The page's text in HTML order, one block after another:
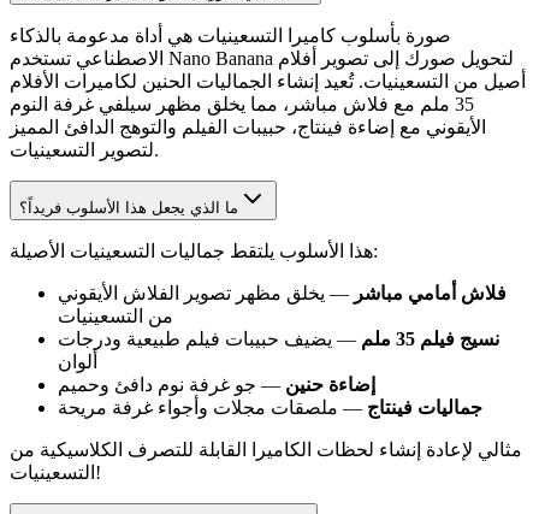
صورة بأسلوب كاميرا التسعينيات هي أداة مدعومة بالذكاء
الاصطناعي تستخدم Nano Banana لتحويل صورك إلى تصوير أفلام
أصيل من التسعينيات. تُعيد إنشاء الجماليات الحنين لكاميرات الأفلام
35 ملم مع فلاش مباشر، مما يخلق مظهر سيلفي غرفة النوم
الأيقوني مع إضاءة فينتاج، حبيبات الفيلم والتوهج الدافئ المميز
لتصوير التسعينيات.
ما الذي يجعل هذا الأسلوب فريداً؟
هذا الأسلوب يلتقط جماليات التسعينيات الأصيلة:
فلاش أمامي مباشر — يخلق مظهر تصوير الفلاش الأيقوني
من التسعينيات
نسيج فيلم 35 ملم
— يضيف حبيبات فيلم طبيعية ودرجات
ألوان
إضاءة حنين — جو غرفة نوم دافئ وحميم
جماليات فينتاج — ملصقات مجلات وأجواء غرفة مريحة
مثالي لإعادة إنشاء لحظات الكاميرا القابلة للتصرف الكلاسيكية من
التسعينيات!